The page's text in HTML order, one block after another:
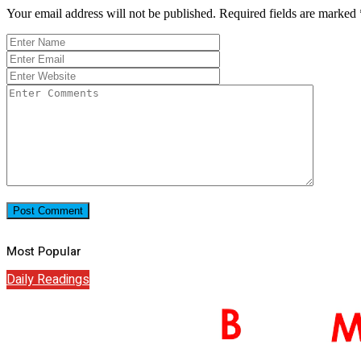
Your email address will not be published. Required fields are marked
Most Popular
Daily Readings